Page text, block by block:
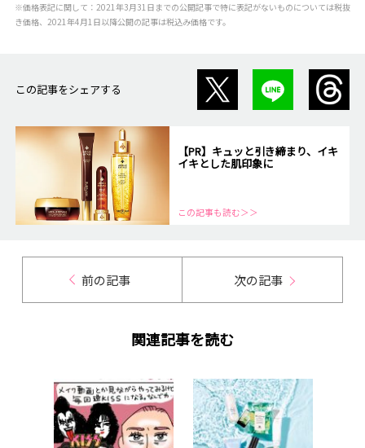
※価格表記に関して：2021年3月31日までの公開記事で特に表記がないものについては税抜
き価格、2021年4月1日以降公開の記事は税込み価格です。
この記事をシェアする
【PR】キュッと引き締まり、イキ
イキとした肌印象に
この記事も読む＞＞
前の記事 次の記事
関連記事を読む